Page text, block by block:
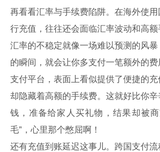
再看看汇率与手续费陷阱。在海外使
行充值，往往还会面临汇率波动和高额
汇率的不稳定就像一场难以预测的风
的瞬间，就会让你多支付一笔额外的
支付平台，表面上看似提供了便捷的
却隐藏着高额的手续费。这就好比你
钱，准备给家人买礼物，结果却被
毛”，心里那个憋屈啊！
还有充值到账延迟这事儿。跨国支付